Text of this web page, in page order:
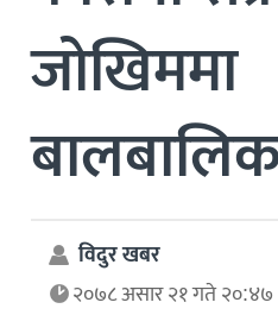
जोखिममा
विदुर खबर
२०७८ असार २१ गते २०:४७